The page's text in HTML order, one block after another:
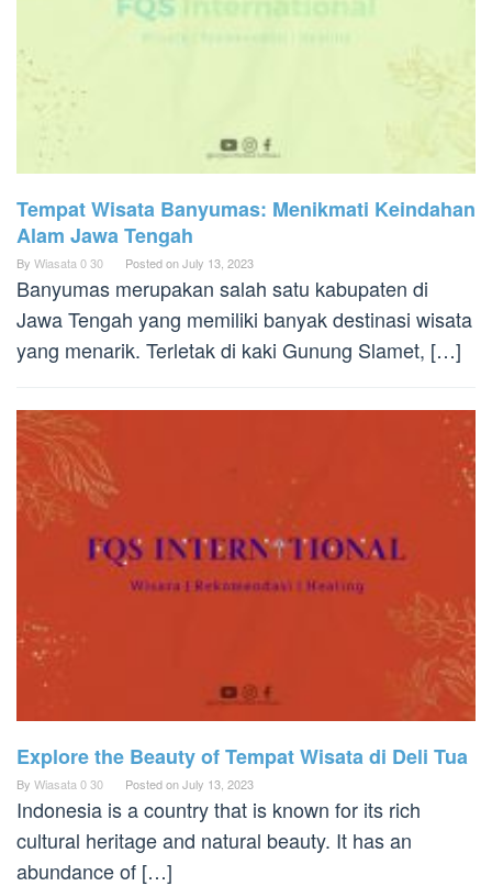
Tempat Wisata Banyumas: Menikmati Keindahan
Alam Jawa Tengah
By Wiasata 0 30 Posted onJuly 13, 2023
Banyumas merupakan salah satu kabupaten di
Jawa Tengah yang memiliki banyak destinasi wisata
yang menarik. Terletak di kaki Gunung Slamet, […]
Explore the Beauty of Tempat Wisata di Deli Tua
By Wiasata 0 30 Posted onJuly 13, 2023
Indonesia is a country that is known for its rich
cultural heritage and natural beauty. It has an
abundance of […]